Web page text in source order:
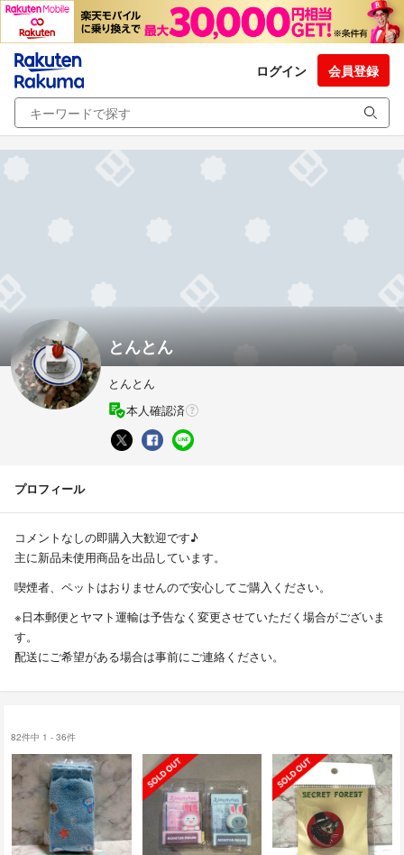
ログイン 会員登録
とんとん
とんとん
本人確認済
プロフィール
コメントなしの即購入大歓迎です♪
主に新品未使用商品を出品しています。
喫煙者、ペットはおりませんので安心してご購入ください。
※日本郵便とヤマト運輸は予告なく変更させていただく場合がございま
す。
配送にご希望がある場合は事前にご連絡ください。
82件中 1 - 36件